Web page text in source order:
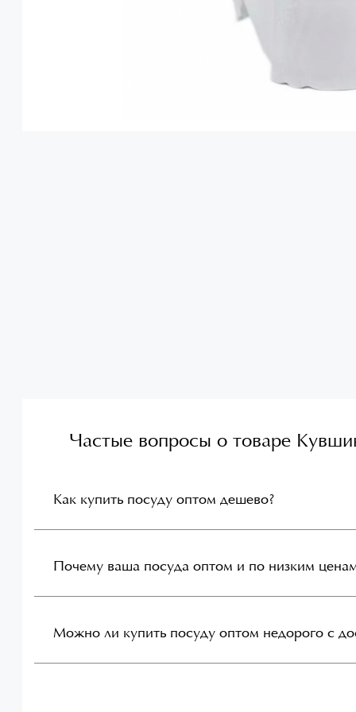
Частые вопросы о товаре
Как купить посуду оптом дешево?
Почему ваша посуда оптом и по низким
Можно ли купить посуду оптом недорого с